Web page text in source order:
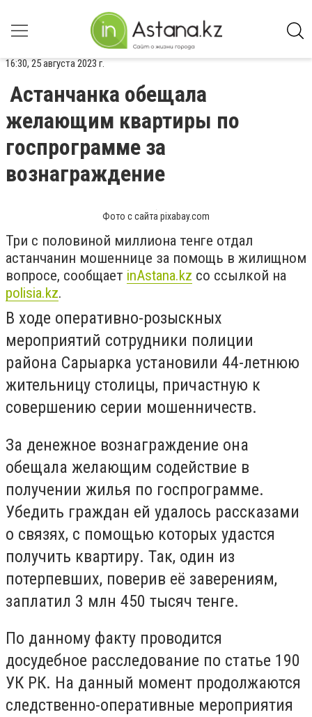
16:30, 25 августа 2023 г.
Астанчанка обещала
желающим квартиры по
госпрограмме за
вознаграждение
Фото с сайта pixabay.com
Три с половиной миллиона тенге отдал
астанчанин мошеннице за помощь в жилищном
вопросе, сообщает inАstana.kz со ссылкой на
polisia.kz.
В ходе оперативно-розыскных
мероприятий сотрудники полиции
района Сарыарка установили 44-летнюю
жительницу столицы, причастную к
совершению серии мошенничеств.
За денежное вознаграждение она
обещала желающим содействие в
получении жилья по госпрограмме.
Убедить граждан ей удалось рассказами
о связях, с помощью которых удастся
получить квартиру. Так, один из
потерпевших, поверив её заверениям,
заплатил 3 млн 450 тысяч тенге.
По данному факту проводится
досудебное расследование по статье 190
УК РК. На данный момент продолжаются
следственно-оперативные мероприятия